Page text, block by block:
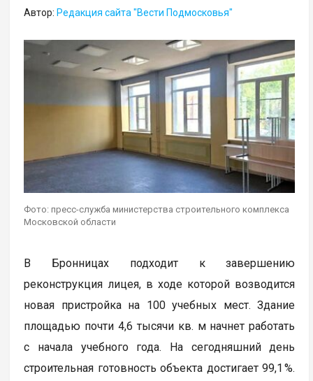
Автор: Редакция сайта "Вести Подмосковья"
Фото: пресс-служба министерства строительного комплекса
Московской области
В Бронницах подходит к завершению
реконструкция лицея, в ходе которой возводится
новая пристройка на 100 учебных мест. Здание
площадью почти 4,6 тысячи кв. м начнет работать
с начала учебного года. На сегодняшний день
строительная готовность объекта достигает 99,1 %.